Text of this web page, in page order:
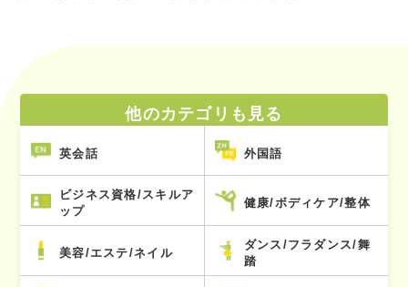
他のカテゴリも見る
英会話 外国語
ビジネス資格/スキルア
ップ
健康/ボディケア/整体
美容/エステ/ネイル
ダンス/フラダンス/舞
踏